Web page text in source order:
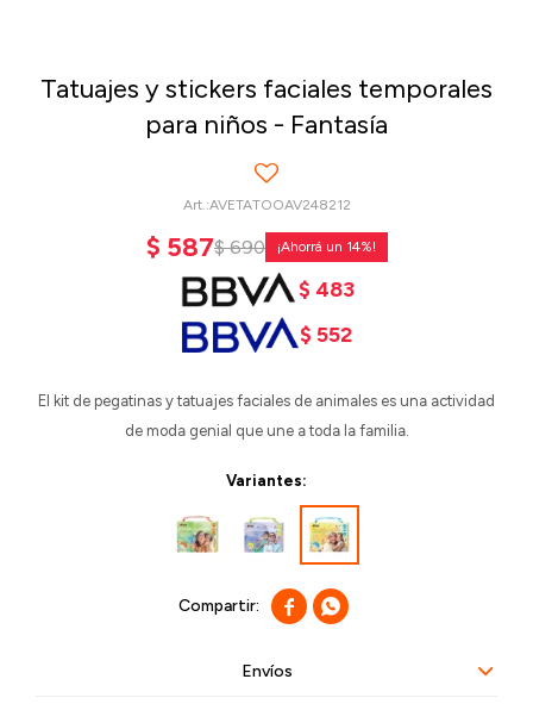
Tatuajes y stickers faciales temporales
para niños - Fantasía
AVETATOOAV248212
$ 587$ 690 14
$ 483
$ 552
El kit de pegatinas y tatuajes faciales de animales es una actividad
de moda genial que une a toda la familia.
Variantes:
 
Envíos